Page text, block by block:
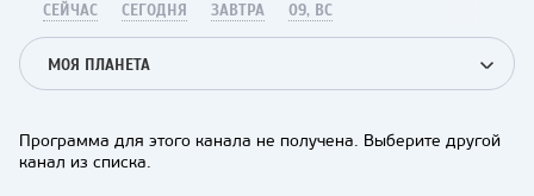
СЕЙЧАС СЕГОДНЯ ЗАВТРА 09, ВС
МОЯ ПЛАНЕТА
Программа для этого канала не получена. Выберите другой
канал из списка.